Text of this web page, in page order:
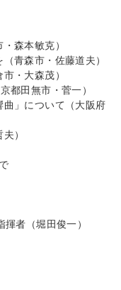
森本敏克）
青森市・佐藤道夫）
・大森茂）
都田無市・菅一）
」について（大阪府
）
者（堀田俊一）